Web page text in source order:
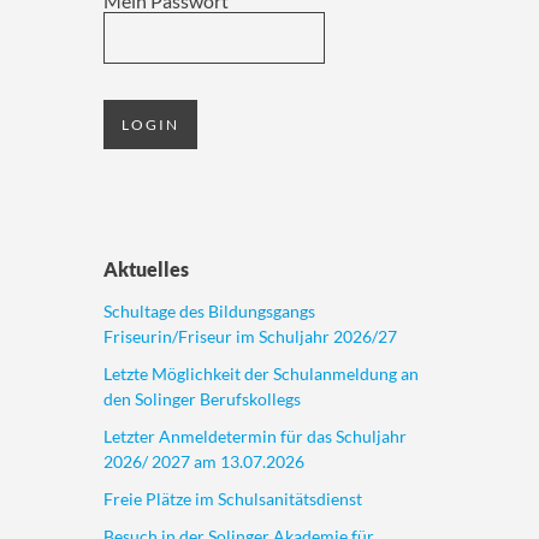
Aktuelles
Schultage des Bildungsgangs
Friseurin/Friseur im Schuljahr 2026/27
Letzte Möglichkeit der Schulanmeldung an
den Solinger Berufskollegs
Letzter Anmeldetermin für das Schuljahr
2026/ 2027 am 13.07.2026
Freie Plätze im Schulsanitätsdienst